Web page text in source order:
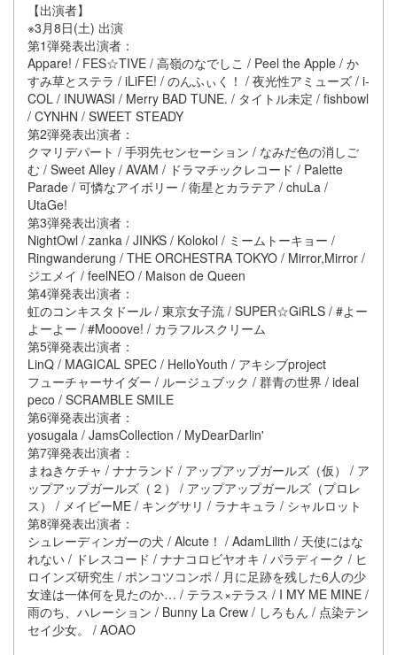
【出演者】
※3月8日(土) 出演
第1弾発表出演者：
Appare! / FES☆TIVE / 高嶺のなでしこ / Peel the Apple / か
すみ草とステラ / iLiFE! / のんふぃく！ / 夜光性アミューズ / i-
COL / INUWASI / Merry BAD TUNE. / タイトル未定 / fishbowl
/ CYNHN / SWEET STEADY
第2弾発表出演者：
クマリデパート / 手羽先センセーション / なみだ色の消しご
む / Sweet Alley / AVAM / ドラマチックレコード / Palette
Parade / 可憐なアイボリー / 衛星とカラテア / chuLa /
UtaGe!
第3弾発表出演者：
NightOwl / zanka / JINKS / Kolokol / ミームトーキョー /
Ringwanderung / THE ORCHESTRA TOKYO / Mirror,Mirror /
ジエメイ / feelNEO / Maison de Queen
第4弾発表出演者：
虹のコンキスタドール / 東京女子流 / SUPER☆GiRLS / #よー
よーよー / #Mooove! / カラフルスクリーム
第5弾発表出演者：
LinQ / MAGICAL SPEC / HelloYouth / アキシブproject
フューチャーサイダー / ルージュブック / 群青の世界 / ideal
peco / SCRAMBLE SMILE
第6弾発表出演者：
yosugala / JamsCollection / MyDearDarlin'
第7弾発表出演者：
まねきケチャ / ナナランド / アップアップガールズ（仮） / ア
ップアップガールズ（２） / アップアップガールズ（プロレ
ス） / メイビーME / キングサリ / ラナキュラ / シャルロット
第8弾発表出演者：
シュレーディンガーの犬 / Alcute！ / AdamLilith / 天使にはな
れない / ドレスコード / ナナコロビヤオキ / パラディーク / ヒ
ロインズ研究生 / ポンコツコンポ / 月に足跡を残した6人の少
女達は一体何を見たのか… / テラス×テラス / I MY ME MINE /
雨のち、ハレーション / Bunny La Crew / しろもん / 点染テン
セイ少女。 / AOAO